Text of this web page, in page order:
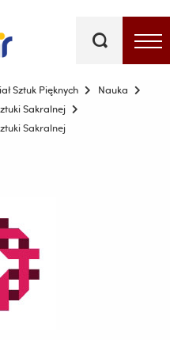
kluczowe
Sztuk Pięknych
Nauka
Sakralnej
Sakralnej